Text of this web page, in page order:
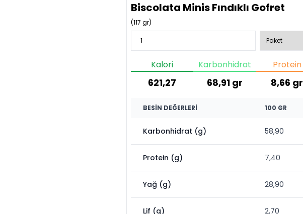
Biscolata Minis Fındıklı Gofret
(117 gr)
Kalori
621,27
Karbonhidrat
68,91gr
Protein
8,66 gr
BESIN DEĞERLERI 100 GR
Karbonhidrat (g) 58,90
Protein (g) 7,40
Yağ (g) 28,90
Lif (g) 2,70